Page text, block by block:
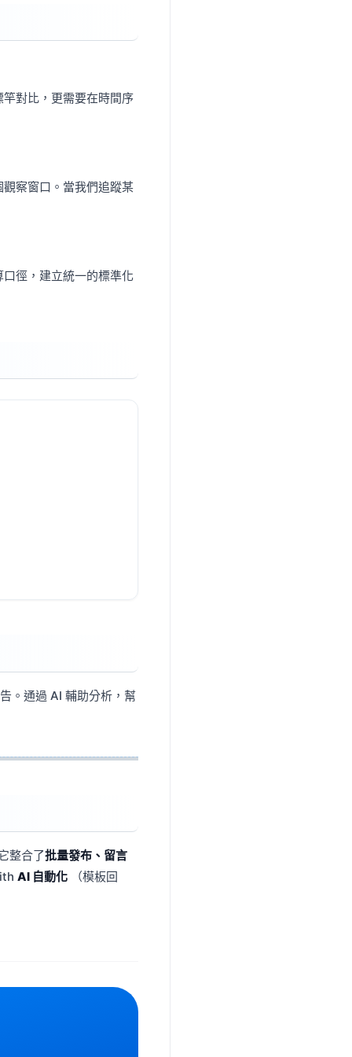
對比，更需要在時間序
察窗口。當我們追蹤某
徑，建立統一的標準化
。通過 AI 輔助分析，幫
整合了批量發布、留言
AI 自動化 （模板回